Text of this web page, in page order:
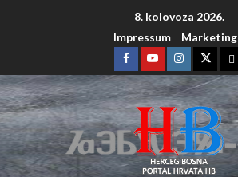
8. kolovoza 2026.
Impressum
Marketing